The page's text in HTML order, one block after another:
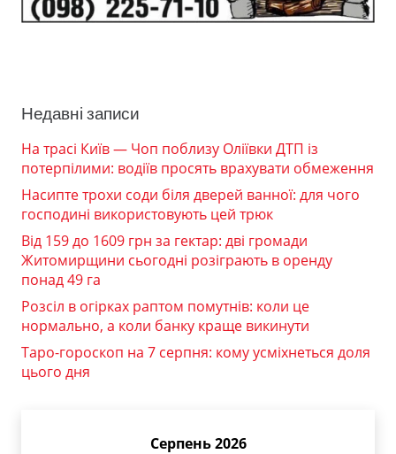
Недавні записи
На трасі Київ — Чоп поблизу Оліївки ДТП із
потерпілими: водіїв просять врахувати обмеження
Насипте трохи соди біля дверей ванної: для чого
господині використовують цей трюк
Від 159 до 1609 грн за гектар: дві громади
Житомирщини сьогодні розіграють в оренду
понад 49 га
Розсіл в огірках раптом помутнів: коли це
нормально, а коли банку краще викинути
Таро-гороскоп на 7 серпня: кому усміхнеться доля
цього дня
Серпень 2026